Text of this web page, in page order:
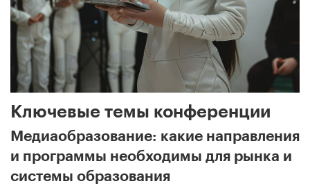
Ключевые темы конференции
Медиаобразование: какие направления
и программы необходимы для рынка и
системы образования